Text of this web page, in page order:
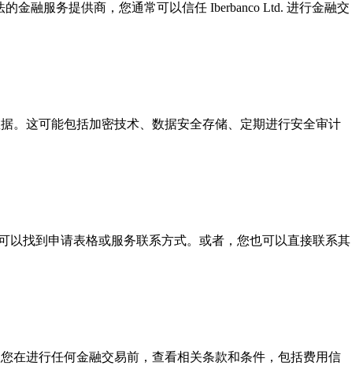
金融服务提供商，您通常可以信任 Iberbanco Ltd. 进行金融交
。这可能包括加密技术、数据安全存储、定期进行安全审计
以找到申请表格或服务联系方式。或者，您也可以直接联系其
在进行任何金融交易前，查看相关条款和条件，包括费用信